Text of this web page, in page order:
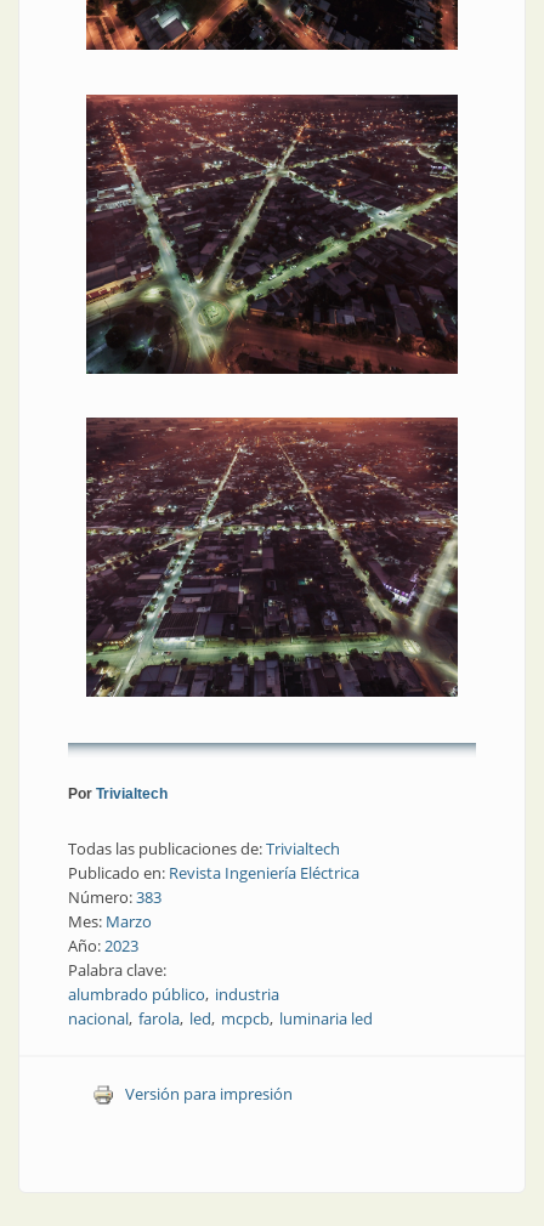
Por Trivialtech
Todas las publicaciones de:Trivialtech
Publicado en: Revista Ingeniería Eléctrica
Número:383
Mes: Marzo
Año:2023
Palabra clave:
alumbrado público industria
nacional farola led mcpcb luminaria led
Versión para impresión